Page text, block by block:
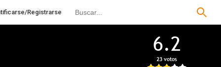
Registrarse
6.2
23 votos